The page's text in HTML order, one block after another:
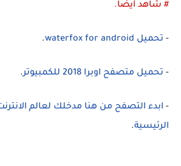
# شاهد أيضًا.
- تحميل waterfox for android .
- تحميل متصفح اوبرا 2018 للكمبيوتر .
-
الرئيسية.